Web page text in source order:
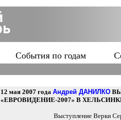
События по годам
12 мая 2007 года Андрей ДАНИЛКО
«ЕВРОВИДЕНИЕ-2007» В
Выступление Верки